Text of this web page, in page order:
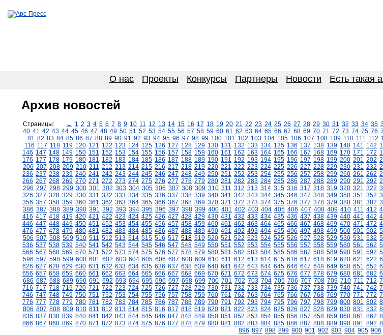
О нас Проекты Конкурсы Партнеры Новости Есть такая
Архив новостей
Страницы: ← 1 2 3 4 5 6 7 8 9 10 11 12 13 14 15 16 17 18 19 20 21 22 23 24 25 26 27 28 29 30 31 32 33 34 35
40 41 42 43 44 45 46 47 48 49 50 51 52 53 54 55 56 57 58 59 60 61 62 63 64 65 66 67 68 69 70 71 72 73 74 75 76
81 82 83 84 85 86 87 88 89 90 91 92 93 94 95 96 97 98 99 100 101 102 103 104 105 106 107 108 109 110 111 112
116 117 118 119 120 121 122 123 124 125 126 127 128 129 130 131 132 133 134 135 136 137 138 139 140 141 142
146 147 148 149 150 151 152 153 154 155 156 157 158 159 160 161 162 163 164 165 166 167 168 169 170 171 172
176 177 178 179 180 181 182 183 184 185 186 187 188 189 190 191 192 193 194 195 196 197 198 199 200 201 202
206 207 208 209 210 211 212 213 214 215 216 217 218 219 220 221 222 223 224 225 226 227 228 229 230 231 232
236 237 238 239 240 241 242 243 244 245 246 247 248 249 250 251 252 253 254 255 256 257 258 259 260 261 262
266 267 268 269 270 271 272 273 274 275 276 277 278 279 280 281 282 283 284 285 286 287 288 289 290 291 292
296 297 298 299 300 301 302 303 304 305 306 307 308 309 310 311 312 313 314 315 316 317 318 319 320 321 322
326 327 328 329 330 331 332 333 334 335 336 337 338 339 340 341 342 343 344 345 346 347 348 349 350 351 352
356 357 358 359 360 361 362 363 364 365 366 367 368 369 370 371 372 373 374 375 376 377 378 379 380 381 382
386 387 388 389 390 391 392 393 394 395 396 397 398 399 400 401 402 403 404 405 406 407 408 409 410 411 412
416 417 418 419 420 421 422 423 424 425 426 427 428 429 430 431 432 433 434 435 436 437 438 439 440 441 442
446 447 448 449 450 451 452 453 454 455 456 457 458 459 460 461 462 463 464 465 466 467 468 469 470 471 472
476 477 478 479 480 481 482 483 484 485 486 487 488 489 490 491 492 493 494 495 496 497 498 499 500 501 502
506 507 508 509 510 511 512 513 514 515 516 517 518 519 520 521 522 523 524 525 526 527 528 529 530 531 532
536 537 538 539 540 541 542 543 544 545 546 547 548 549 550 551 552 553 554 555 556 557 558 559 560 561 562
566 567 568 569 570 571 572 573 574 575 576 577 578 579 580 581 582 583 584 585 586 587 588 589 590 591 592
596 597 598 599 600 601 602 603 604 605 606 607 608 609 610 611 612 613 614 615 616 617 618 619 620 621 622
626 627 628 629 630 631 632 633 634 635 636 637 638 639 640 641 642 643 644 645 646 647 648 649 650 651 652
656 657 658 659 660 661 662 663 664 665 666 667 668 669 670 671 672 673 674 675 676 677 678 679 680 681 682
686 687 688 689 690 691 692 693 694 695 696 697 698 699 700 701 702 703 704 705 706 707 708 709 710 711 712
716 717 718 719 720 721 722 723 724 725 726 727 728 729 730 731 732 733 734 735 736 737 738 739 740 741 742
746 747 748 749 750 751 752 753 754 755 756 757 758 759 760 761 762 763 764 765 766 767 768 769 770 771 772
776 777 778 779 780 781 782 783 784 785 786 787 788 789 790 791 792 793 794 795 796 797 798 799 800 801 802
806 807 808 809 810 811 812 813 814 815 816 817 818 819 820 821 822 823 824 825 826 827 828 829 830 831 832
836 837 838 839 840 841 842 843 844 845 846 847 848 849 850 851 852 853 854 855 856 857 858 859 860 861 862
866 867 868 869 870 871 872 873 874 875 876 877 878 879 880 881 882 883 884 885 886 887 888 889 890 891 892
896 897 898 899 900 901 902 903 904 905 906